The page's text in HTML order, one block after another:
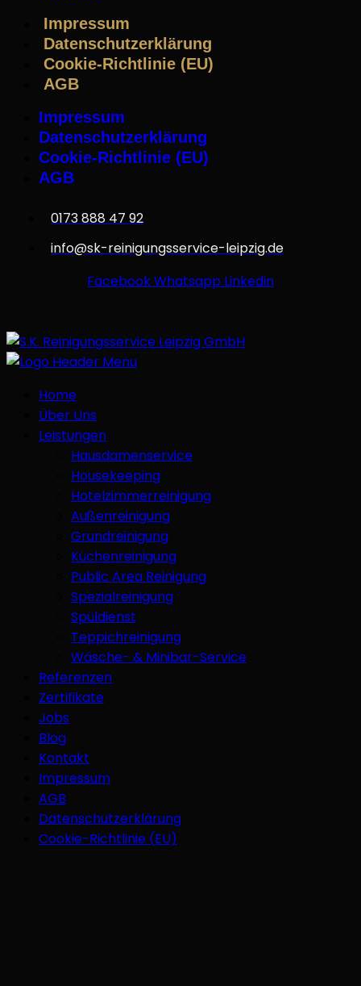
Impressum
Datenschutzerklärung
Cookie-Richtlinie (EU)
AGB
Impressum
Datenschutzerklärung
Cookie-Richtlinie (EU)
AGB
0173 888 47 92
info@sk-reinigungsservice-leipzig.de
FacebookWhatsapp Linkedin
Home
Über Uns
Leistungen
Hausdamenservice
Housekeeping
Hotelzimmerreinigung
Außenreinigung
Grundreinigung
Küchenreinigung
Public Area Reinigung
Spezialreinigung
Spüldienst
Teppichreinigung
Wäsche- & Minibar-Service
Referenzen
Zertifikate
Jobs
Blog
Kontakt
Impressum
AGB
Datenschutzerklärung
Cookie-Richtlinie (EU)